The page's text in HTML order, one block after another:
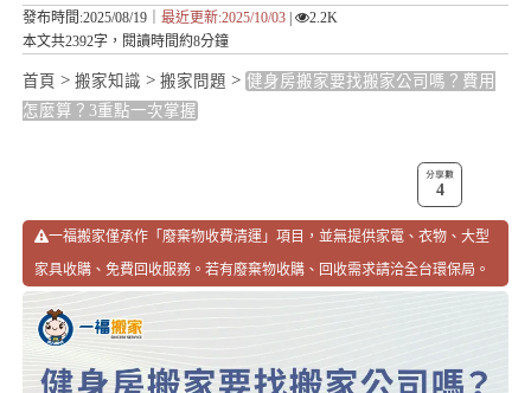
發布時間:2025/08/19｜ 最近更新:2025/10/03|
2.2K
本文共2392字，閱讀時間約8分鐘
首頁 > 搬家知識 > 搬家問題 > 健身房搬家要找搬家公司嗎？費用
怎麼算？3重點一次掌握
4
一福搬家僅承作「廢棄物收費清運」項目，並無提供家電、衣物、大型
家具收購、免費回收服務。若有廢棄物收購、回收需求請洽全台環保局。